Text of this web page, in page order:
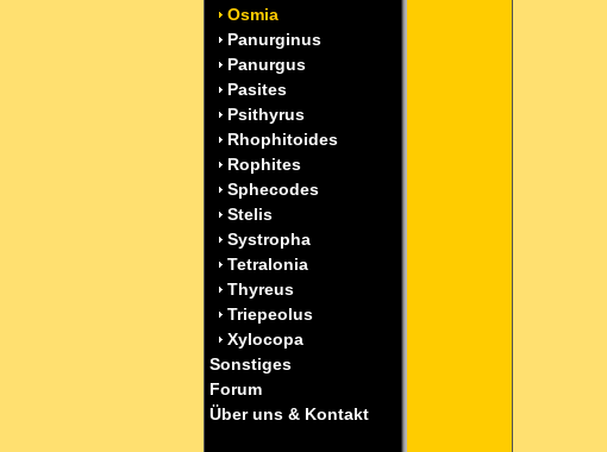
Osmia
Panurginus
Panurgus
Pasites
Psithyrus
Rhophitoides
Rophites
Sphecodes
Stelis
Systropha
Tetralonia
Thyreus
Triepeolus
Xylocopa
Sonstiges
Forum
Über uns & Kontakt